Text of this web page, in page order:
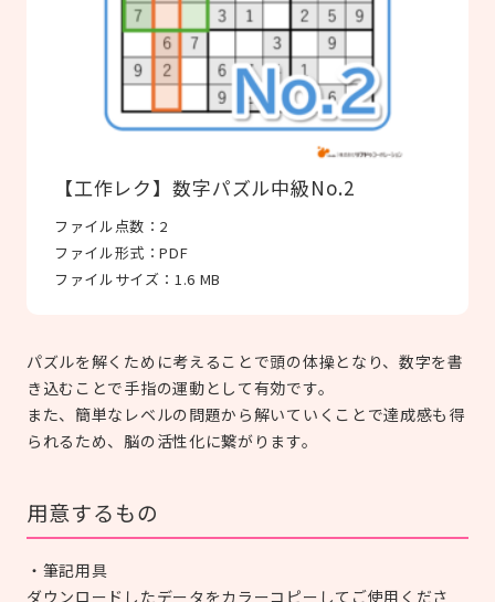
【工作レク】数字パズル中級No.2
ファイル点数： 2
ファイル形式：PDF
ファイルサイズ： 1.6 MB
パズルを解くために考えることで頭の体操となり、数字を書
き込むことで手指の運動として有効です。
また、簡単なレベルの問題から解いていくことで達成感も得
られるため、脳の活性化に繋がります。
用意するもの
・筆記用具
ダウンロードしたデータをカラーコピーしてご使用くださ